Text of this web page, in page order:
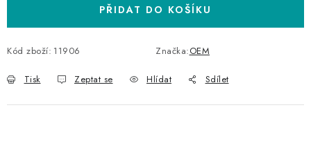
PŘIDAT DO KOŠÍKU
Kód zboží: 11906 Značka:OEM
Tisk Zeptat se Hlídat Sdílet